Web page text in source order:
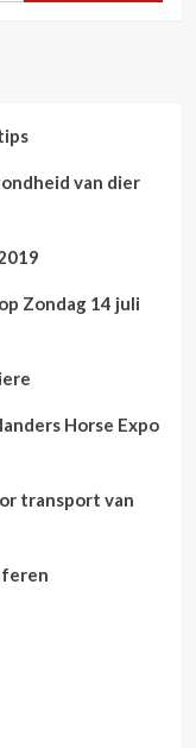
van dier
Zondag 14 juli
Horse Expo
transport van